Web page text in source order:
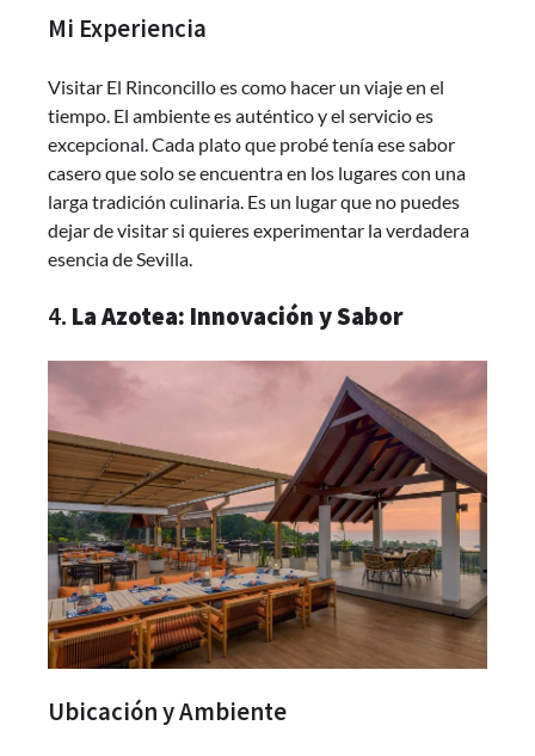
Mi Experiencia
Visitar El Rinconcillo es como hacer un viaje en el
tiempo. El ambiente es auténtico y el servicio es
excepcional. Cada plato que probé tenía ese sabor
casero que solo se encuentra en los lugares con una
larga tradición culinaria. Es un lugar que no puedes
dejar de visitar si quieres experimentar la verdadera
esencia de Sevilla.
4. La Azotea: Innovación y Sabor
Ubicación y Ambiente